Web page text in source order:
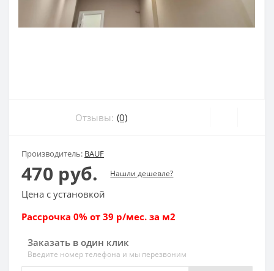
Отзывы: (0)
Производитель: BAUF
470 руб. Нашли дешевле?
Цена с установкой
Рассрочка 0% от 39 р/мес. за м2
Заказать в один клик
Введите номер телефона и мы перезвоним